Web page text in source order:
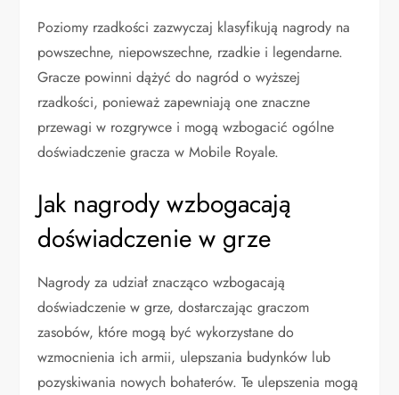
Poziomy rzadkości zazwyczaj klasyfikują nagrody na
powszechne, niepowszechne, rzadkie i legendarne.
Gracze powinni dążyć do nagród o wyższej
rzadkości, ponieważ zapewniają one znaczne
przewagi w rozgrywce i mogą wzbogacić ogólne
doświadczenie gracza w Mobile Royale.
Jak nagrody wzbogacają
doświadczenie w grze
Nagrody za udział znacząco wzbogacają
doświadczenie w grze, dostarczając graczom
zasobów, które mogą być wykorzystane do
wzmocnienia ich armii, ulepszania budynków lub
pozyskiwania nowych bohaterów. Te ulepszenia mogą